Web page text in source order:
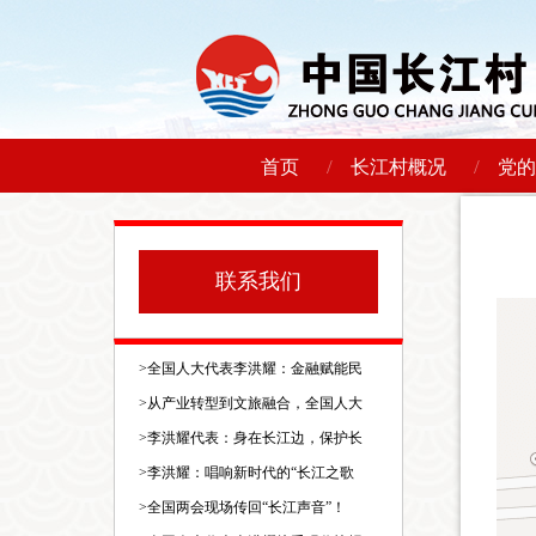
首页 / 长江村概况 / 党
联系我们
>全国人大代表李洪耀：金融赋能民
>从产业转型到文旅融合，全国人大
>李洪耀代表：身在长江边，保护长
>李洪耀：唱响新时代的“长江之歌
>全国两会现场传回“长江声音”！